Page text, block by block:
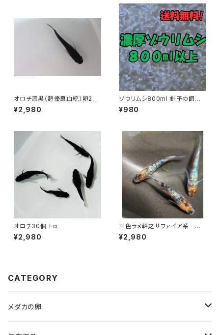
オロチ漆黒（超優良血統）卵20
個＋α
¥2,980
ゾウリムシ800ml 針子の餌に
最適
¥980
オロチ30個＋α
¥2,980
三色ラメ幹之サファイア系 卵2
0個以上
¥2,980
CATEGORY
メダカの卵